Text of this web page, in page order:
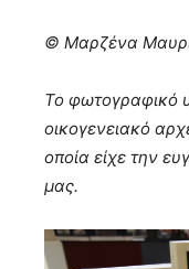
© Μαρζένα
Το φωτογραφικό
οικογενειακό
οποία είχε την
μας.